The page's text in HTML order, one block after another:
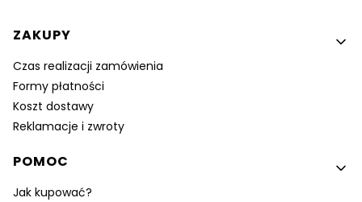
Linki w stopce
ZAKUPY
Czas realizacji zamówienia
Formy płatności
Koszt dostawy
Reklamacje i zwroty
POMOC
Jak kupować?